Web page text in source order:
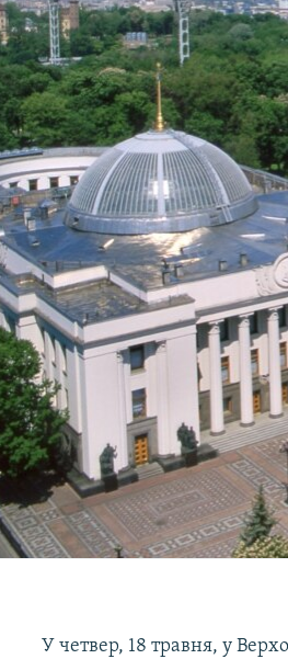
У четвер, 18 травня, у